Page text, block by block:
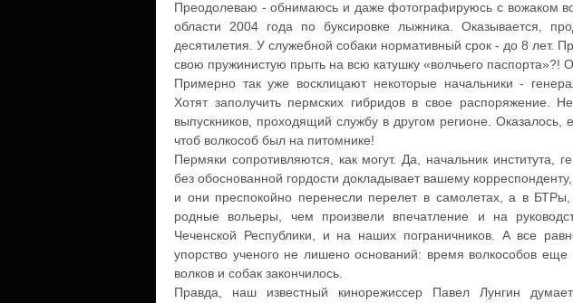
Преодолеваю - обнимаюсь и даже фотографируюсь с вожаком
области 2004 года по буксировке лыжника. Оказывается,
десятилетия. У служебной собаки нормативный срок - до 8 лет.
свою пружинистую прыть на всю катушку «волчьего паспорта»?!
Примерно так уже восклицают некоторые начальники -
Хотят заполучить пермских гибридов в свое распоряжение.
выпускников, проходящий службу в другом регионе. Оказалось,
чтоб волкособ был на питомнике!
Пермяки сопротивляются, как могут. Да, начальник
без обоснованной гордости докладывает вашему
и они преспокойно перенесли перелет в самолетах, а в
родные вольеры, чем произвели впечатление и на
Чеченской Республики, и на наших пограничников. А все
упорство ученого не лишено оснований: время волкособов
волков и собак закончилось.
Правда, наш известный кинорежиссер Павел Лунгин